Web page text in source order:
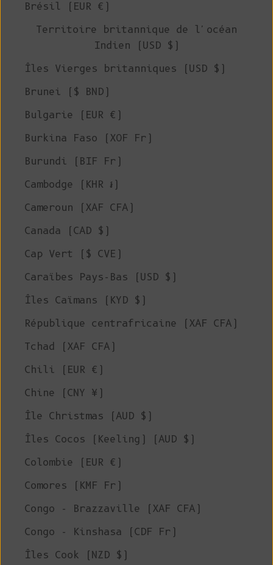
Brésil (EUR €)
Territoire britannique de l'océan
Indien (USD $)
Îles Vierges britanniques (USD $)
Brunei ($ BND)
Bulgarie (EUR €)
Burkina Faso (XOF Fr)
Burundi (BIF Fr)
Cambodge (KHR ៛)
Cameroun (XAF CFA)
Canada (CAD $)
Cap Vert ($ CVE)
Caraïbes Pays-Bas (USD $)
Îles Caïmans (KYD $)
République centrafricaine (XAF CFA)
Tchad (XAF CFA)
Chili (EUR €)
Chine (CNY ¥)
Île Christmas (AUD $)
Îles Cocos (Keeling) (AUD $)
Colombie (EUR €)
Comores (KMF Fr)
Congo - Brazzaville (XAF CFA)
Congo - Kinshasa (CDF Fr)
Îles Cook (NZD $)